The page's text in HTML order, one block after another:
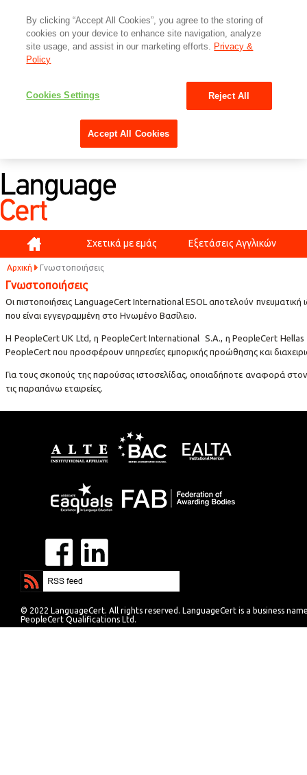
ΑρχικήΣχετικά με εμάς Εξετάσεις Αγγλικών
Αρχική Γνωστοποιήσεις
Γνωστοποιήσεις
Οι πιστοποιήσεις LanguageCert International ESOL αποτελούν
που είναι εγγεγραμμένη στο Ηνωμένο Βασίλειο.
Η PeopleCert UK Ltd, η PeopleCert International S.A., η PeopleCert Hellas
PeopleCert που προσφέρουν υπηρεσίες εμπορικής προώθησης και
Για τους σκοπούς της παρούσας ιστοσελίδας, οποιαδήποτε αναφορά
τις παραπάνω εταιρείες.
© 2022 LanguageCert. All rights reserved. LanguageCert is a business
PeopleCert Qualifications Ltd.
By clicking “Accept All Cookies”, you agree to the storing of
cookies on your device to enhance site navigation, analyze
site usage, and assist in our marketing efforts. Privacy &
Policy
Cookies Settings Reject All
Accept All Cookies